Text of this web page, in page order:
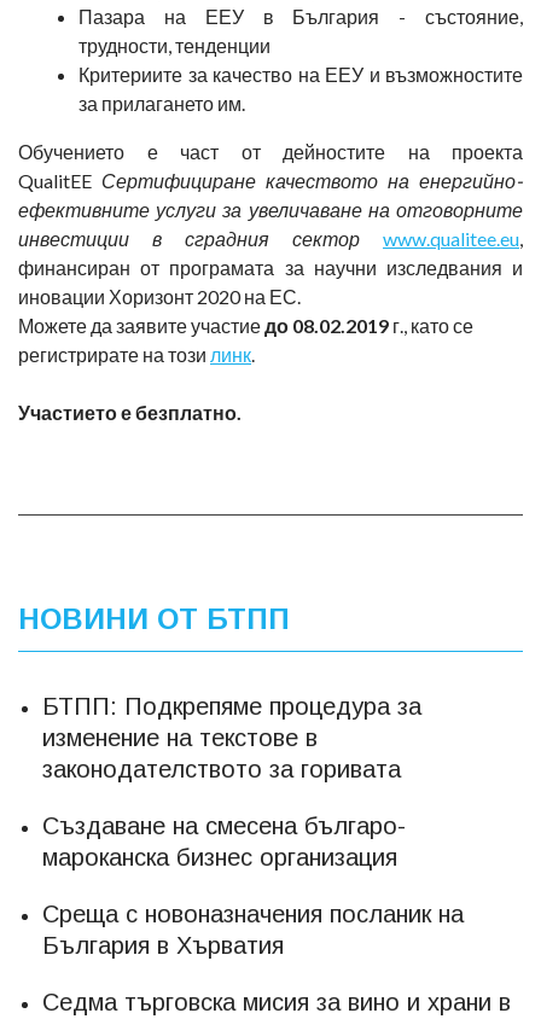
Пазара на ЕЕУ в България - състояние,
трудности, тенденции
Критериите за качество на ЕЕУ и възможностите
за прилагането им.
Обучението е част от дейностите на проекта
QualitEE Сертифициране качеството на енергийно-
ефективните услуги за увеличаване на отговорните
инвестиции в сградния сектор www.qualitee.eu,
финансиран от програмата за научни изследвания и
иновации Хоризонт 2020 на ЕС.
Можете да заявите участиедо 08.02.2019 г., като се
регистрирате на този линк.
Участието е безплатно.
НОВИНИ ОТ БТПП
БТПП: Подкрепяме процедура за
изменение на текстове в
законодателството за горивата
Създаване на смесена българо-
мароканска бизнес организация
Среща с новоназначения посланик на
България в Хърватия
Седма търговска мисия за вино и храни в